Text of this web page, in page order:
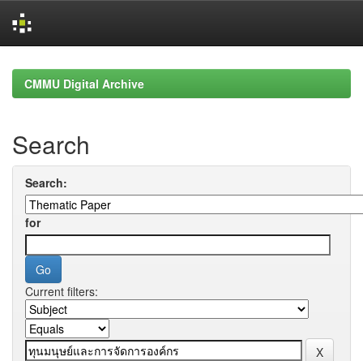
navigationCMMU Digital Archive
Search
Search:
for
Current filters: